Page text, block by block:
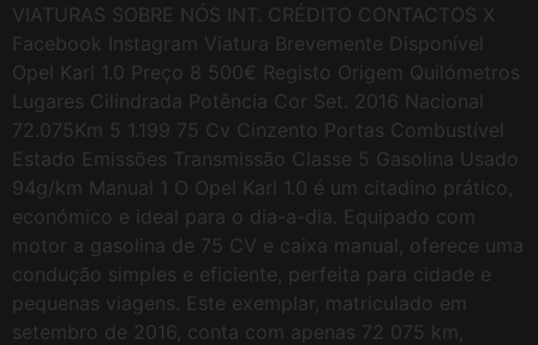
VIATURAS SOBRE NÓS INT. CRÉDITO CONTACTOS X
Facebook Instagram Viatura Brevemente Disponível
Opel Karl 1.0 Preço 8 500€ Registo Origem Quilómetros
Lugares Cilindrada Potência Cor Set. 2016 Nacional
72.075Km 5 1.199 75 Cv Cinzento Portas Combustível
Estado Emissões Transmissão Classe 5 Gasolina Usado
94g/km Manual 1 O Opel Karl 1.0 é um citadino prático,
económico e ideal para o dia-a-dia. Equipado com
motor a gasolina de 75 CV e caixa manual, oferece uma
condução simples e eficiente, perfeita para cidade e
pequenas viagens. Este exemplar, matriculado em
setembro de 2016, conta com apenas 72 075 km,